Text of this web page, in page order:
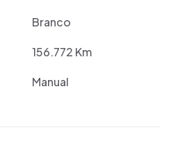
Branco
156.772 Km
Manual